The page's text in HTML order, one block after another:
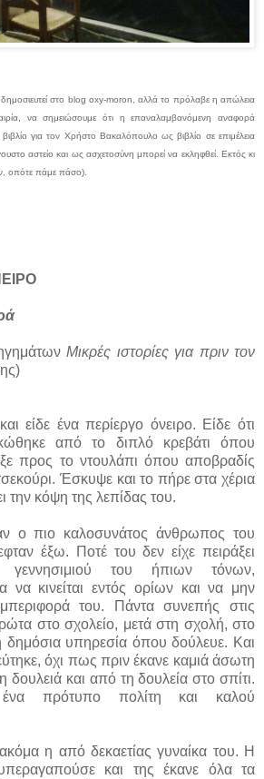
στο blog oxy-moron, αλλά το πρόλαβε η απώλεια
να σημειώσουμε ότι η επαναλαμβανόμενη αναφορά
για τον Χρήστο Βακαλόπουλο ως βιβλίο σε επιμέλεια
αστείο και ως ασχετοσύνη μπορεί να εκληφθεί. Εκτός κι
οπότε πάμε πάσο).
Μικρές ιστορίες για πριν τον
είδε ένα περίεργο όνειρο. Είδε ότι
από το διπλό κρεβάτι όπου
προς το ντουλάπι όπου αποβραδίς
Έσκυψε και το πήρε στα χέρια
την κόψη της λεπίδας του.
ο πιο καλοσυνάτος άνθρωπος του
έξω. Ποτέ του δεν είχε πειράξει
του ήπιων τόνων,
κινείται εντός ορίων και να μην
του. Πάντα συνεπής στις
στο σχολείο, μετά στη σχολή, στο
δημόσια υπηρεσία όπου δούλευε. Και
όχι πως πριν έκανε καμιά άσωτη
δουλειά και από τη δουλεία στο σπίτι.
πρότυπο πολίτη και καλού
η από δεκαετίας γυναίκα του. Η
και της έκανε όλα τα